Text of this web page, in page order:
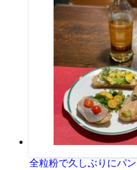
全粒粉で久しぶりにパ